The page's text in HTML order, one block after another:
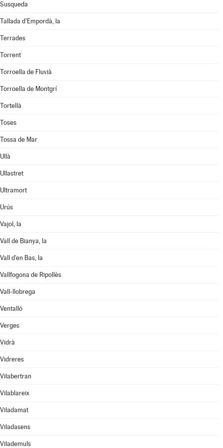
Susqueda
Tallada d'Empordà, la
Terrades
Torrent
Torroella de Fluvià
Torroella de Montgrí
Tortellà
Toses
Tossa de Mar
Ullà
Ullastret
Ultramort
Urús
Vajol, la
Vall de Bianya, la
Vall d'en Bas, la
Vallfogona de Ripollès
Vall-llobrega
Ventalló
Verges
Vidrà
Vidreres
Vilabertran
Vilablareix
Viladamat
Viladasens
Vilademuls